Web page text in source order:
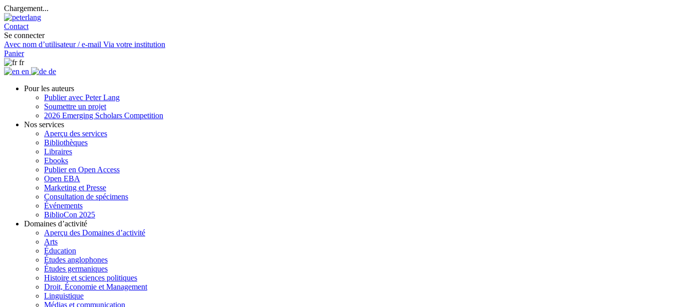
Chargement...
Contact
Se connecter
Avec nom d’utilisateur / e-mail Via votre institution
Panier
fr
en
de
Pour les auteurs
Publier avec Peter Lang
Soumettre un projet
2026 Emerging Scholars Competition
Nos services
Aperçu des services
Bibliothèques
Libraires
Ebooks
Publier en Open Access
Open EBA
Marketing et Presse
Consultation de spécimens
Événements
BiblioCon 2025
Domaines d’activité
Aperçu des Domaines d’activité
Arts
Éducation
Études anglophones
Études germaniques
Histoire et sciences politiques
Droit, Économie et Management
Linguistique
Médias et communication